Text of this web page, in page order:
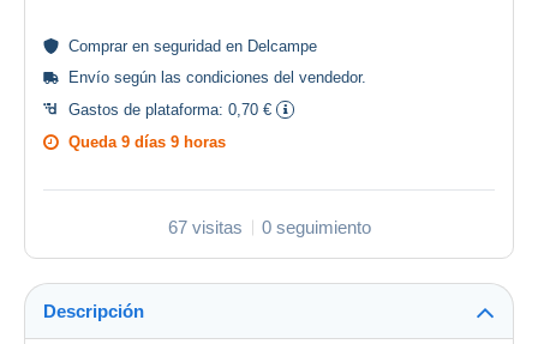
Comprar en seguridad en Delcampe
Envío según las condiciones del vendedor.
Gastos de plataforma: 0,70 €
Queda 9 días 9 horas
67 visitas 0 seguimiento
Descripción